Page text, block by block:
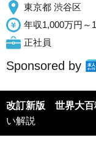
東京都 渋谷区
年収1,000万円～
正社員
Sponsored by
改訂新版 世界大百
い解説